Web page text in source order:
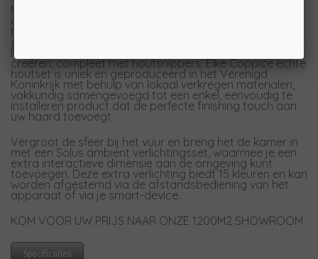
Maak kennis met de Coppice echte houtset, de
definitieve upgrade voor uw Solus haard. Deze
handgemaakte set biedt het ultieme realisme en maakt
gebruik van speciaal geselecteerde, natuurlijke
houtblokken om een authentiek brandstofbed te
creëren, compleet met houtsnippers. Elke Coppice echte
houtset is uniek en geproduceerd in het Verenigd
Koninkrijk met behulp van lokaal verkregen materialen,
vakkundig samengevoegd tot een enkel, eenvoudig te
installeren product dat de perfecte finishing touch aan
uw haard toevoegt.
Vergroot de sfeer bij het vuur en breng het de kamer in
met een Solus ambient verlichtingsset, waarmee je een
extra interactieve dimensie aan de omgeving kunt
toevoegen. Deze extra verlichting biedt 15 kleuren en kan
worden afgestemd via de afstandsbediening van het
apparaat of via je smart-device.
KOM VOOR UW PRIJS NAAR ONZE 1200M2 SHOWROOM
Specificaties